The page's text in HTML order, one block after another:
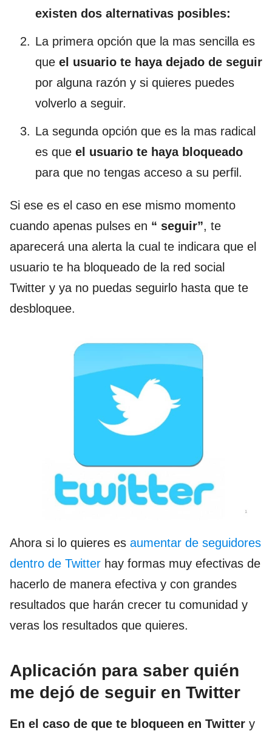
existen dos alternativas posibles:
La primera opción que la mas sencilla es
que el usuario te haya dejado de seguir
por alguna razón y si quieres puedes
volverlo a seguir.
La segunda opción que es la mas radical
es que el usuario te haya bloqueado
para que no tengas acceso a su perfil.
Si ese es el caso en ese mismo momento
cuando apenas pulses en “ seguir”, te
aparecerá una alerta la cual te indicara que el
usuario te ha bloqueado de la red social
Twitter y ya no puedas seguirlo hasta que te
desbloquee.
Ahora si lo quieres es aumentar de seguidores
dentro de Twitter hay formas muy efectivas de
hacerlo de manera efectiva y con grandes
resultados que harán crecer tu comunidad y
veras los resultados que quieres.
Aplicación para saber quién
me dejó de seguir en Twitter
En el caso de que te bloqueen en Twitter y